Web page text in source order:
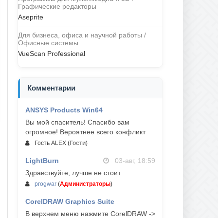
Графические редакторы
Aseprite
Для бизнеса, офиса и научной работы /
Офисные системы
VueScan Professional
Комментарии
ANSYS Products Win64
Вы мой спаситель! Спасибо вам
огромное! Вероятнее всего конфликт
Гость ALEX (Гости)
LightBurn
03-авг, 18:59
Здравствуйте, лучше не стоит
progwar (Администраторы)
CorelDRAW Graphics Suite
03-авг, 18:58
В верхнем меню нажмите CorelDRAW ->